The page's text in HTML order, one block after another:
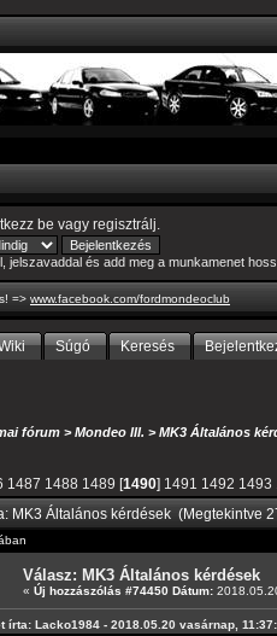
be vagy regisztrálj
jelszavaddal és add meg a munkamenet
=> www.facebook.com/fordmondeoclub
Súgó Keresés
fórum >Mondeo III. >MK3 Általános
1487 1488 1489 [1490] 1491 1492 1493
MK3 Általános kérdések (Megtekintve
Válasz: MK3 Általános kérdések
« Új hozzászólás #74450 Dátum:
írta: Lacko1984 - 2018.05.20 vasárnap,